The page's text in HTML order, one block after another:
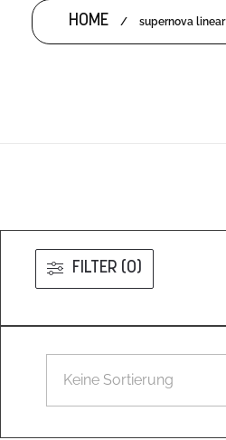
HOME / supernova linear
FILTER (0)